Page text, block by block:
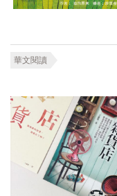
華文閱讀